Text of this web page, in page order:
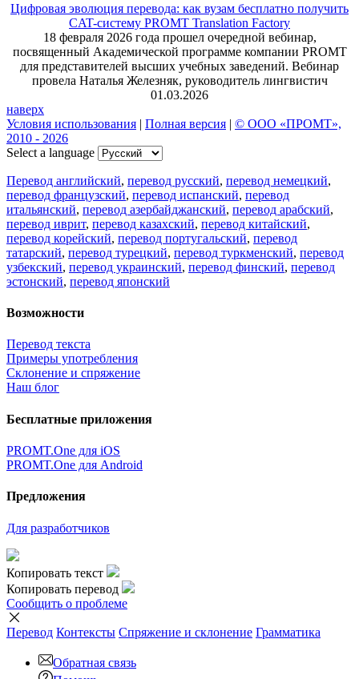
Цифровая эволюция перевода: как вузам бесплатно получить
CAT-систему PROMT Translation Factory
18 февраля 2026 года прошел очередной вебинар,
посвященный Академической программе компании PROMT
для представителей высших учебных заведений. Вебинар
провела Наталья Железняк, руководитель лингвистич
01.03.2026
наверх
Условия использования | Полная версия | © ООО «ПРОМТ»,
2010 - 2026
Select a language
Перевод английский, перевод русский, перевод немецкий,
перевод французский, перевод испанский, перевод
итальянский, перевод азербайджанский, перевод арабский,
перевод иврит, перевод казахский, перевод китайский,
перевод корейский, перевод португальский, перевод
татарский, перевод турецкий, перевод туркменский, перевод
узбекский, перевод украинский, перевод финский, перевод
эстонский, перевод японский
Возможности
Перевод текста
Примеры употребления
Склонение и спряжение
Наш блог
Бесплатные приложения
PROMT.One для iOS
PROMT.One для Android
Предложения
Для разработчиков
Копировать текст
Копировать перевод
Сообщить о проблеме
Перевод Контексты Спряжение и склонение Грамматика
Обратная связь